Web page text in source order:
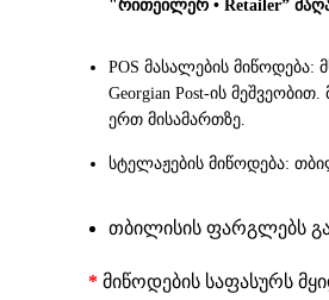
"რითეილერ • Retailer”
POS მასალების მიწოდება:
Georgian Post-ის
ერთ მისამართზე.
სტელაჟების მიწოდება:
თბილისის ფარგლებს
* მიწოდების საფასურს